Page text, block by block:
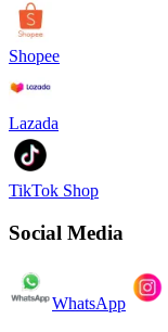
Shopee
Lazada
TikTok Shop
Social Media
WhatsApp